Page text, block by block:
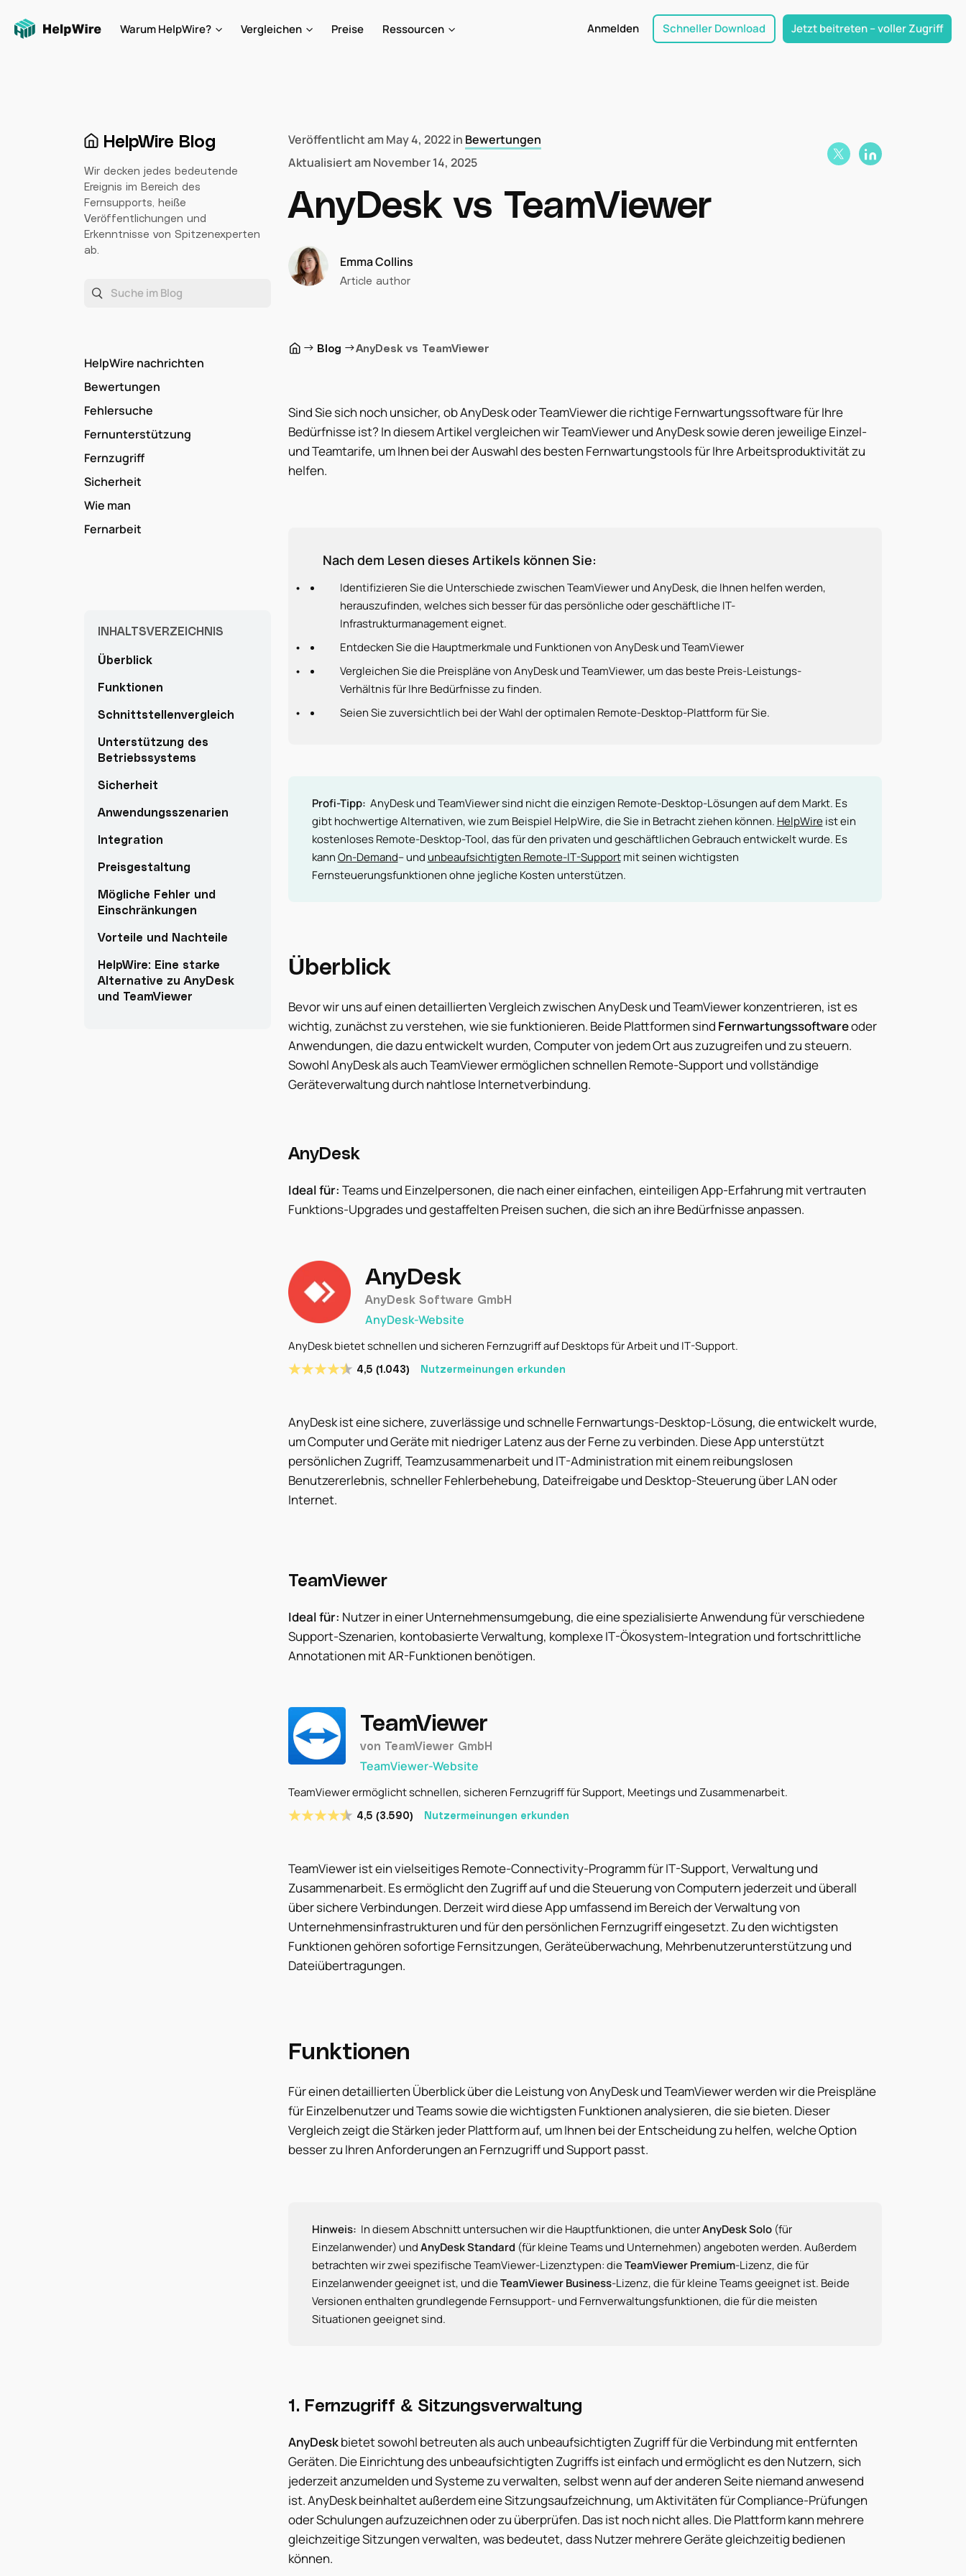
Warum HelpWire? Vergleichen Preise Ressourcen Anmelden Schneller Download Jetzt beitreten – voller Zugriff
HelpWire Blog
Wir decken jedes bedeutende
Ereignis im Bereich des
Fernsupports, heiße
Veröffentlichungen und
Erkenntnisse von Spitzenexperten
ab.
HelpWire nachrichten
Bewertungen
Fehlersuche
Fernunterstützung
Fernzugriff
Sicherheit
Wie man
Fernarbeit
INHALTSVERZEICHNIS
Überblick
Funktionen
Schnittstellenvergleich
Unterstützung des
Betriebssystems
Sicherheit
Anwendungsszenarien
Integration
Preisgestaltung
Mögliche Fehler und
Einschränkungen
Vorteile und Nachteile
HelpWire: Eine starke
Alternative zu AnyDesk
und TeamViewer
Aktualisiert amNovember 14, 2025
Veröffentlicht amMay 4, 2022in Bewertungen
AnyDesk vs TeamViewer
Emma Collins
Article author
→ Blog →AnyDesk vs TeamViewer
Sind Sie sich noch unsicher, ob AnyDesk oder TeamViewer die richtige Fernwartungssoftware für Ihre
Bedürfnisse ist? In diesem Artikel vergleichen wir TeamViewer und AnyDesk sowie deren jeweilige Einzel-
und Teamtarife, um Ihnen bei der Auswahl des besten Fernwartungstools für Ihre Arbeitsproduktivität zu
helfen.
Nach dem Lesen dieses Artikels können Sie:
Identifizieren Sie die Unterschiede zwischen TeamViewer und AnyDesk, die Ihnen helfen werden,
herauszufinden, welches sich besser für das persönliche oder geschäftliche IT-
Infrastrukturmanagement eignet.
Entdecken Sie die Hauptmerkmale und Funktionen von AnyDesk und TeamViewer
Vergleichen Sie die Preispläne von AnyDesk und TeamViewer, um das beste Preis-Leistungs-
Verhältnis für Ihre Bedürfnisse zu finden.
Seien Sie zuversichtlich bei der Wahl der optimalen Remote-Desktop-Plattform für Sie.
Profi-Tipp: AnyDesk und TeamViewer sind nicht die einzigen Remote-Desktop-Lösungen auf dem Markt. Es
gibt hochwertige Alternativen, wie zum Beispiel HelpWire, die Sie in Betracht ziehen können. HelpWireist ein
kostenloses Remote-Desktop-Tool, das für den privaten und geschäftlichen Gebrauch entwickelt wurde. Es
kannOn-Demand– und unbeaufsichtigten Remote-IT-Supportmit seinen wichtigsten
Fernsteuerungsfunktionen ohne jegliche Kosten unterstützen.
Überblick
Bevor wir uns auf einen detaillierten Vergleich zwischen AnyDesk und TeamViewer konzentrieren, ist es
wichtig, zunächst zu verstehen, wie sie funktionieren. Beide Plattformen sind Fernwartungssoftwareoder
Anwendungen, die dazu entwickelt wurden, Computer von jedem Ort aus zuzugreifen und zu steuern.
Sowohl AnyDesk als auch TeamViewer ermöglichen schnellen Remote-Support und vollständige
Geräteverwaltung durch nahtlose Internetverbindung.
AnyDesk
Ideal für: Teams und Einzelpersonen, die nach einer einfachen, einteiligen App-Erfahrung mit vertrauten
Funktions-Upgrades und gestaffelten Preisen suchen, die sich an ihre Bedürfnisse anpassen.
AnyDesk
AnyDesk Software GmbH
AnyDesk-Website
AnyDesk bietet schnellen und sicheren Fernzugriff auf Desktops für Arbeit und IT-Support.
4,5 (1.043) Nutzermeinungen erkunden
AnyDesk ist eine sichere, zuverlässige und schnelle Fernwartungs-Desktop-Lösung, die entwickelt wurde,
um Computer und Geräte mit niedriger Latenz aus der Ferne zu verbinden. Diese App unterstützt
persönlichen Zugriff, Teamzusammenarbeit und IT-Administration mit einem reibungslosen
Benutzererlebnis, schneller Fehlerbehebung, Dateifreigabe und Desktop-Steuerung über LAN oder
Internet.
TeamViewer
Ideal für: Nutzer in einer Unternehmensumgebung, die eine spezialisierte Anwendung für verschiedene
Support-Szenarien, kontobasierte Verwaltung, komplexe IT-Ökosystem-Integration und fortschrittliche
Annotationen mit AR-Funktionen benötigen.
TeamViewer
von TeamViewer GmbH
TeamViewer-Website
TeamViewer ermöglicht schnellen, sicheren Fernzugriff für Support, Meetings und Zusammenarbeit.
4,5 (3.590) Nutzermeinungen erkunden
TeamViewer ist ein vielseitiges Remote-Connectivity-Programm für IT-Support, Verwaltung und
Zusammenarbeit. Es ermöglicht den Zugriff auf und die Steuerung von Computern jederzeit und überall
über sichere Verbindungen. Derzeit wird diese App umfassend im Bereich der Verwaltung von
Unternehmensinfrastrukturen und für den persönlichen Fernzugriff eingesetzt. Zu den wichtigsten
Funktionen gehören sofortige Fernsitzungen, Geräteüberwachung, Mehrbenutzerunterstützung und
Dateiübertragungen.
Funktionen
Für einen detaillierten Überblick über die Leistung von AnyDesk und TeamViewer werden wir die Preispläne
für Einzelbenutzer und Teams sowie die wichtigsten Funktionen analysieren, die sie bieten. Dieser
Vergleich zeigt die Stärken jeder Plattform auf, um Ihnen bei der Entscheidung zu helfen, welche Option
besser zu Ihren Anforderungen an Fernzugriff und Support passt.
Hinweis: In diesem Abschnitt untersuchen wir die Hauptfunktionen, die unterAnyDesk Solo(für
Einzelanwender) undAnyDesk Standard (für kleine Teams und Unternehmen) angeboten werden. Außerdem
betrachten wir zwei spezifische TeamViewer-Lizenztypen: dieTeamViewer Premium-Lizenz, die für
Einzelanwender geeignet ist, und dieTeamViewer Business-Lizenz, die für kleine Teams geeignet ist. Beide
Versionen enthalten grundlegende Fernsupport- und Fernverwaltungsfunktionen, die für die meisten
Situationen geeignet sind.
1. Fernzugriff & Sitzungsverwaltung
AnyDeskbietet sowohl betreuten als auch unbeaufsichtigten Zugriff für die Verbindung mit entfernten
Geräten. Die Einrichtung des unbeaufsichtigten Zugriffs ist einfach und ermöglicht es den Nutzern, sich
jederzeit anzumelden und Systeme zu verwalten, selbst wenn auf der anderen Seite niemand anwesend
ist. AnyDesk beinhaltet außerdem eine Sitzungsaufzeichnung, um Aktivitäten für Compliance-Prüfungen
oder Schulungen aufzuzeichnen oder zu überprüfen. Das ist noch nicht alles. Die Plattform kann mehrere
gleichzeitige Sitzungen verwalten, was bedeutet, dass Nutzer mehrere Geräte gleichzeitig bedienen
können.